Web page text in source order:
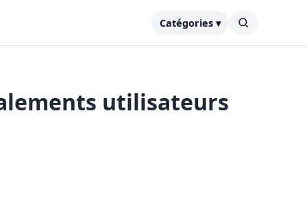
Catégories ▾
utilisateurs